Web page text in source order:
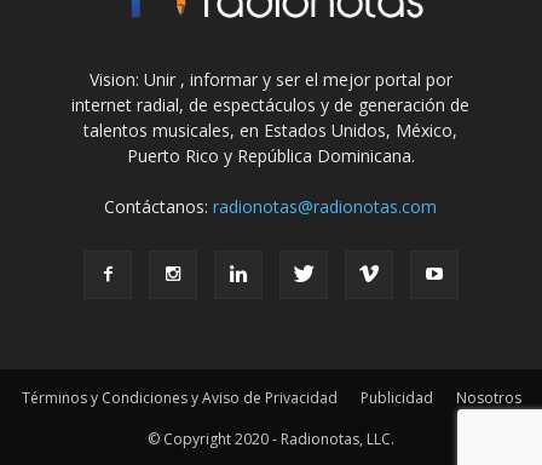
Vision: Unir , informar y ser el mejor portal por
internet radial, de espectáculos y de generación de
talentos musicales, en Estados Unidos, México,
Puerto Rico y República Dominicana.
Contáctanos:radionotas@radionotas.com
Términos y Condiciones y Aviso de Privacidad Publicidad
Nosotros
© Copyright 2020 - Radionotas, LLC.